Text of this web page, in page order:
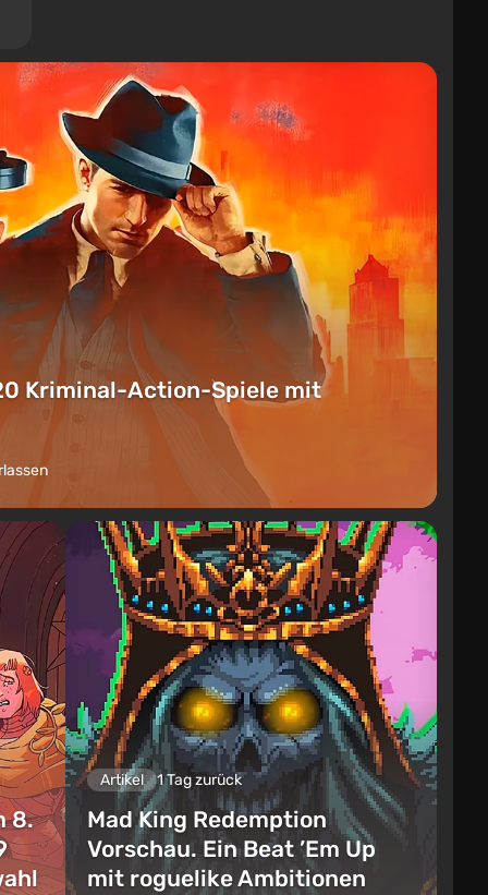
Kriminal-Action-Spiele mit
8.
Artikel 1 Tag zurück
Mad King Redemption
Vorschau. Ein Beat ’Em Up
mit roguelike Ambitionen